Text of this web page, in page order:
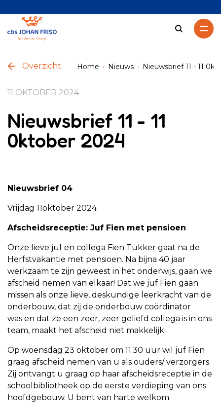
Zoeken
Overzicht Home Nieuws Nieuwsbrief 11 - 11
11 OKTOBER 2024
Nieuwsbrief 11 - 11
0ktober 2024
Nieuwsbrief 04
Vrijdag 11oktober 2024
Afscheidsreceptie: Juf Fien met pensioen
Onze lieve juf en collega Fien Tukker gaat na de
Herfstvakantie met pensioen. Na bijna 40 jaar
werkzaam te zijn geweest in het onderwijs, gaan we
afscheid nemen van elkaar! Dat we juf Fien gaan
missen als onze lieve, deskundige leerkracht van de
onderbouw, dat zij de onderbouw coördinator
was en dat ze een zeer, zeer geliefd collega is in ons
team, maakt het afscheid niet makkelijk.
Op woensdag 23 oktober om 11.30 uur wil juf Fien
graag afscheid nemen van u als ouders/ verzorgers.
Zij ontvangt u graag op haar afscheidsreceptie in de
schoolbibliotheek op de eerste verdieping van ons
hoofdgebouw. U bent van harte welkom.